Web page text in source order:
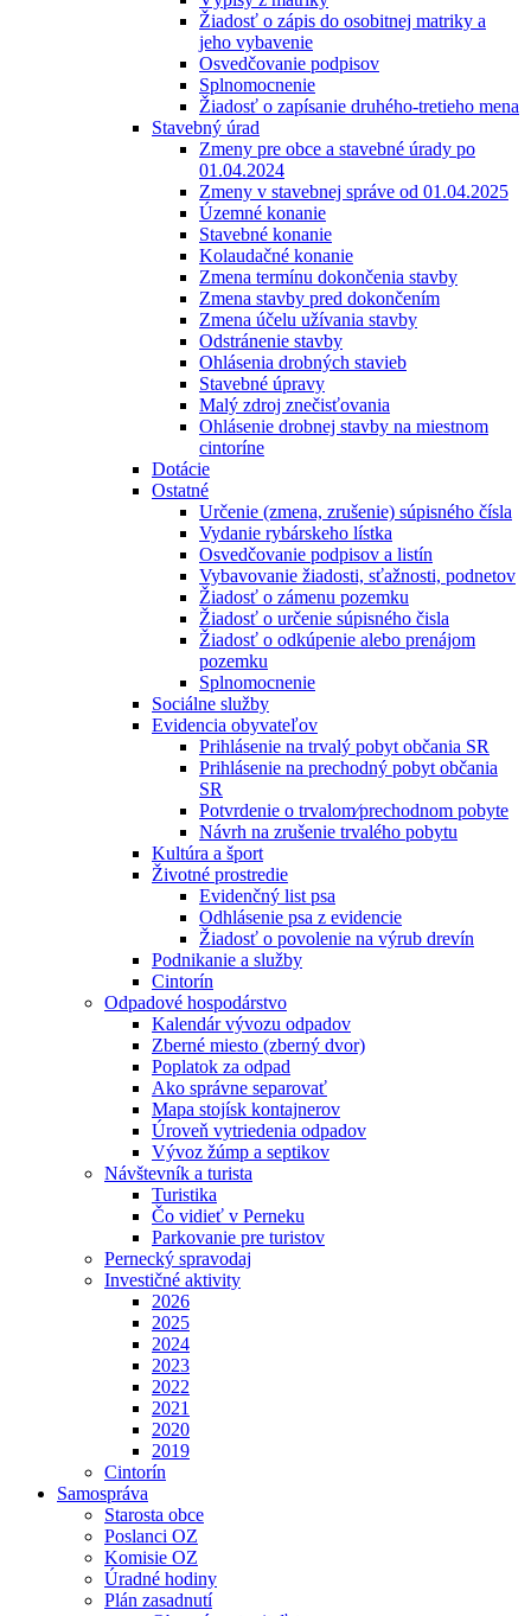
Žiadosť o zápis do osobitnej matriky a
jeho vybavenie
Osvedčovanie podpisov
Splnomocnenie
Žiadosť o zapísanie druhého-tretieho mena
Stavebný úrad
Zmeny pre obce a stavebné úrady po
01.04.2024
Zmeny v stavebnej správe od 01.04.2025
Územné konanie
Stavebné konanie
Kolaudačné konanie
Zmena termínu dokončenia stavby
Zmena stavby pred dokončením
Zmena účelu užívania stavby
Odstránenie stavby
Ohlásenia drobných stavieb
Stavebné úpravy
Malý zdroj znečisťovania
Ohlásenie drobnej stavby na miestnom
cintoríne
Dotácie
Ostatné
Určenie (zmena, zrušenie) súpisného čísla
Vydanie rybárskeho lístka
Osvedčovanie podpisov a listín
Vybavovanie žiadosti, sťažnosti, podnetov
Žiadosť o zámenu pozemku
Žiadosť o určenie súpisného čisla
Žiadosť o odkúpenie alebo prenájom
pozemku
Splnomocnenie
Sociálne služby
Evidencia obyvateľov
Prihlásenie na trvalý pobyt občania SR
Prihlásenie na prechodný pobyt občania
SR
Potvrdenie o trvalom⁄prechodnom pobyte
Návrh na zrušenie trvalého pobytu
Kultúra a šport
Životné prostredie
Evidenčný list psa
Odhlásenie psa z evidencie
Žiadosť o povolenie na výrub drevín
Podnikanie a služby
Cintorín
Odpadové hospodárstvo
Kalendár vývozu odpadov
Zberné miesto (zberný dvor)
Poplatok za odpad
Ako správne separovať
Mapa stojísk kontajnerov
Úroveň vytriedenia odpadov
Vývoz žúmp a septikov
Návštevník a turista
Turistika
Čo vidieť v Perneku
Parkovanie pre turistov
Pernecký spravodaj
Investičné aktivity
2026
2025
2024
2023
2022
2021
2020
2019
Cintorín
Samospráva
Starosta obce
Poslanci OZ
Komisie OZ
Úradné hodiny
Plán zasadnutí